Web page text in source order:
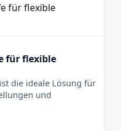
für flexible
die ideale Lösung für
und